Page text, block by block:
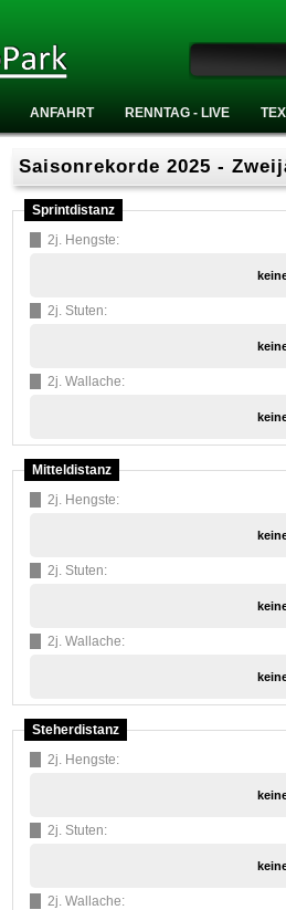
ANFAHRT RENNTAG - LIVE
Saisonrekorde 2025 -
Sprintdistanz
2j. Hengste:
2j. Stuten:
2j. Wallache:
Mitteldistanz
2j. Hengste:
2j. Stuten:
2j. Wallache:
Steherdistanz
2j. Hengste:
2j. Stuten:
2j. Wallache: